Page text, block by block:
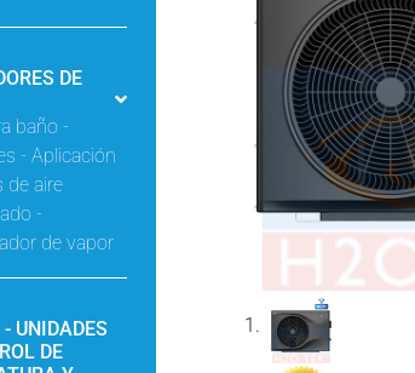
DE
baño -
- Aplicación
de aire
-
de vapor
- UNIDADES
DE